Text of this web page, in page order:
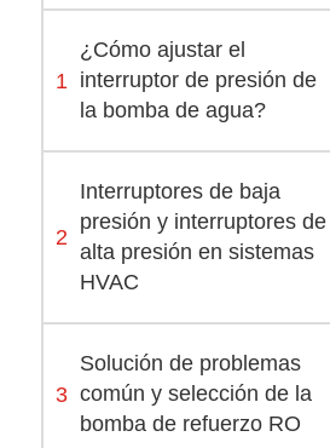
1
¿Cómo ajustar el
interruptor de presión de
la bomba de agua?
2
Interruptores de baja
presión y interruptores de
alta presión en sistemas
HVAC
3
Solución de problemas
común y selección de la
bomba de refuerzo RO